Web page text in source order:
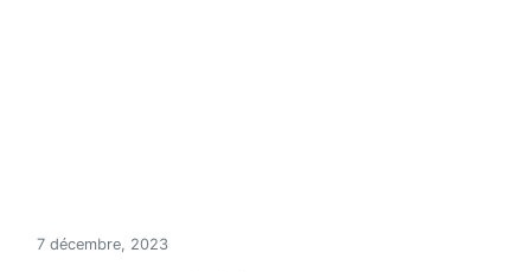
7 décembre, 2023